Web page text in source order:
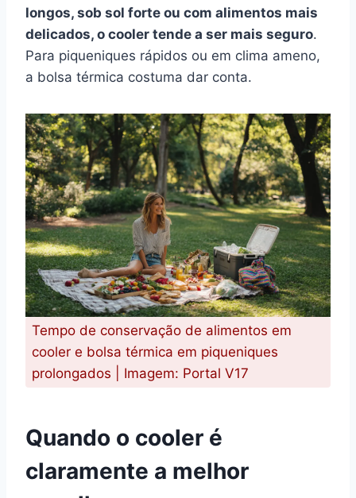
longos, sob sol forte ou com alimentos mais
delicados, o cooler tende a ser mais seguro.
Para piqueniques rápidos ou em clima ameno,
a bolsa térmica costuma dar conta.
Tempo de conservação de alimentos em
cooler e bolsa térmica em piqueniques
prolongados | Imagem: Portal V17
Quando o cooler é
claramente a melhor